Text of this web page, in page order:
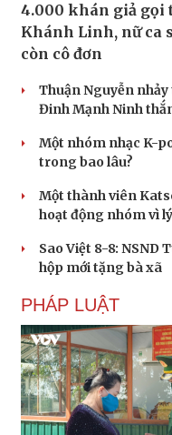
4.000 khán giả gọi
Khánh Linh, nữ ca
còn cô đơn
Thuận Nguyễn
Đinh Mạnh Ninh
Một nhóm nhạc K-
trong bao lâu?
Một thành viên
hoạt động nhóm vì
Sao Việt 8-8: NSND
hộp mới tặng bà xã
PHÁP LUẬT